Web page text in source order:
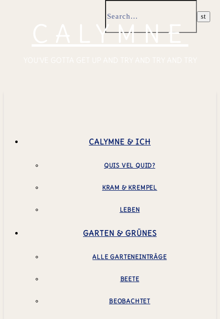
CALYMNE
CALYMNE & ICH
QUIS VEL QUID?
KRAM & KREMPEL
LEBEN
GARTEN & GRÜNES
ALLE GARTENEINTRÄGE
BEETE
BEOBACHTET